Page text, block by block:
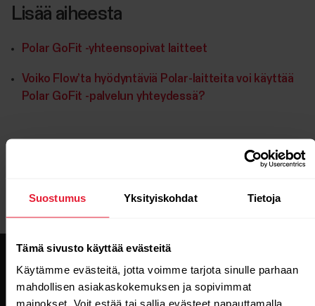
Suostumus Yksityiskohdat Tietoja
Tämä sivusto käyttää evästeitä
Käytämme evästeitä, jotta voimme tarjota sinulle parhaan
mahdollisen asiakaskokemuksen ja sopivimmat
mainokset. Voit estää tai sallia evästeet napauttamalla
Lisää aiheesta
Polar GoFit -yhteensopivat laitteet
Voiko Flow’ta hyödyntäviä Polar-laitteita voi käyttää
Polar GoFit -palvelun yhteydessä?